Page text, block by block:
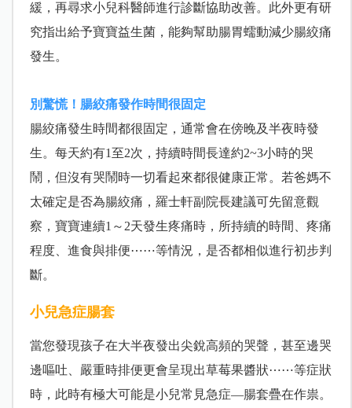
緩，再尋求小兒科醫師進行診斷協助改善。此外更有研
究指出給予寶寶益生菌，能夠幫助腸胃蠕動減少腸絞痛
發生。
別驚慌！腸絞痛發作時間很固定
腸絞痛發生時間都很固定，通常會在傍晚及半夜時發
生。每天約有1至2次，持續時間長達約2~3小時的哭
鬧，但沒有哭鬧時一切看起來都很健康正常。若爸媽不
太確定是否為腸絞痛，羅士軒副院長建議可先留意觀
察，寶寶連續1～2天發生疼痛時，所持續的時間、疼痛
程度、進食與排便⋯⋯等情況，是否都相似進行初步判
斷。
小兒急症腸套
當您發現孩子在大半夜發出尖銳高頻的哭聲，甚至邊哭
邊嘔吐、嚴重時排便更會呈現出草莓果醬狀⋯⋯等症狀
時，此時有極大可能是小兒常見急症—腸套疊在作祟。